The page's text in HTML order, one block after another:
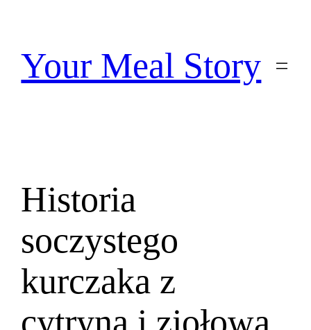
treściYour Meal Story
Historia
soczystego
kurczaka z
cytryną i ziołową